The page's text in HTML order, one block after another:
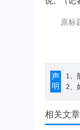
原标
声
明
1、
2、
相关文章